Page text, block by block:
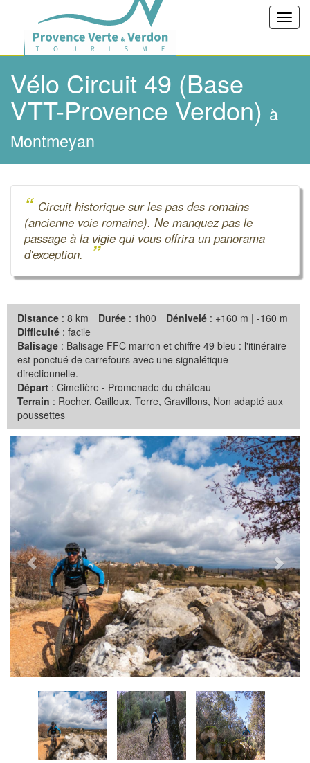
Vélo Circuit 49 (Base
VTT-Provence Verdon) à
Montmeyan
“ Circuit historique sur les pas des romains
(ancienne voie romaine). Ne manquez pas le
passage à la vigie qui vous offrira un panorama
d'exception.
”
Distance : 8 km Durée : 1h00 Dénivelé : +160 m | -160 m
Difficulté : facile
Balisage : Balisage FFC marron et chiffre 49 bleu : l'itinéraire
est ponctué de carrefours avec une signalétique
directionnelle.
Départ : Cimetière - Promenade du château
Terrain : Rocher, Cailloux, Terre, Gravillons, Non adapté aux
poussettes
Précédent